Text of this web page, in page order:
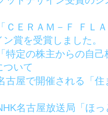
「ＣＥＲＡＭ－Ｆ ＦＬ
賞を受賞しました。
「特定の株主からの自
ついて
古屋で開催される「
名古屋放送局「ほ